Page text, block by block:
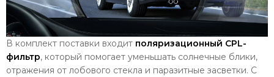
В комплект поставки входит поляризационный CPL-
фильтр, который помогает уменьшать солнечные блики,
отражения от лобового стекла и паразитные засветки. С